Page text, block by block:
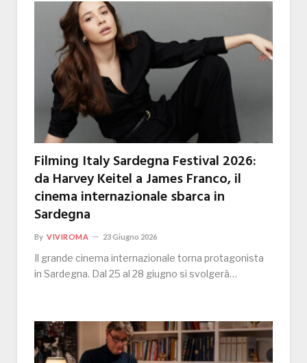
Filming Italy Sardegna Festival 2026:
da Harvey Keitel a James Franco, il
cinema internazionale sbarca in
Sardegna
By VIVIROMA 23 Giugno 2026
Il grande cinema internazionale torna protagonista
in Sardegna. Dal 25 al 28 giugno si svolgerà…